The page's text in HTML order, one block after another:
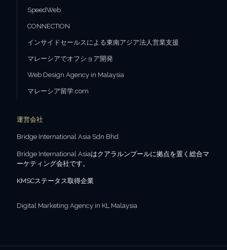
SpeedWeb
CONNECTION
インサイドセールスによる東南アジア法人営業支援
マレーシアでオフショア開発
Web Design Agency in Malaysia
マレーシア留学.com
運営会社
Bridge International Asia Sdn Bhd
Bridge International Asiaはクアラルンプールに拠点を置く総合マ
ーケティング会社です。
KMSCステータス取得企業
Digital Marketing Agency in KL Malaysia